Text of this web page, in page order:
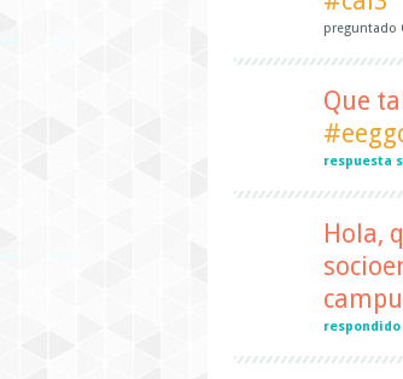
preguntado
Que
respuesta
Hola,
respondido